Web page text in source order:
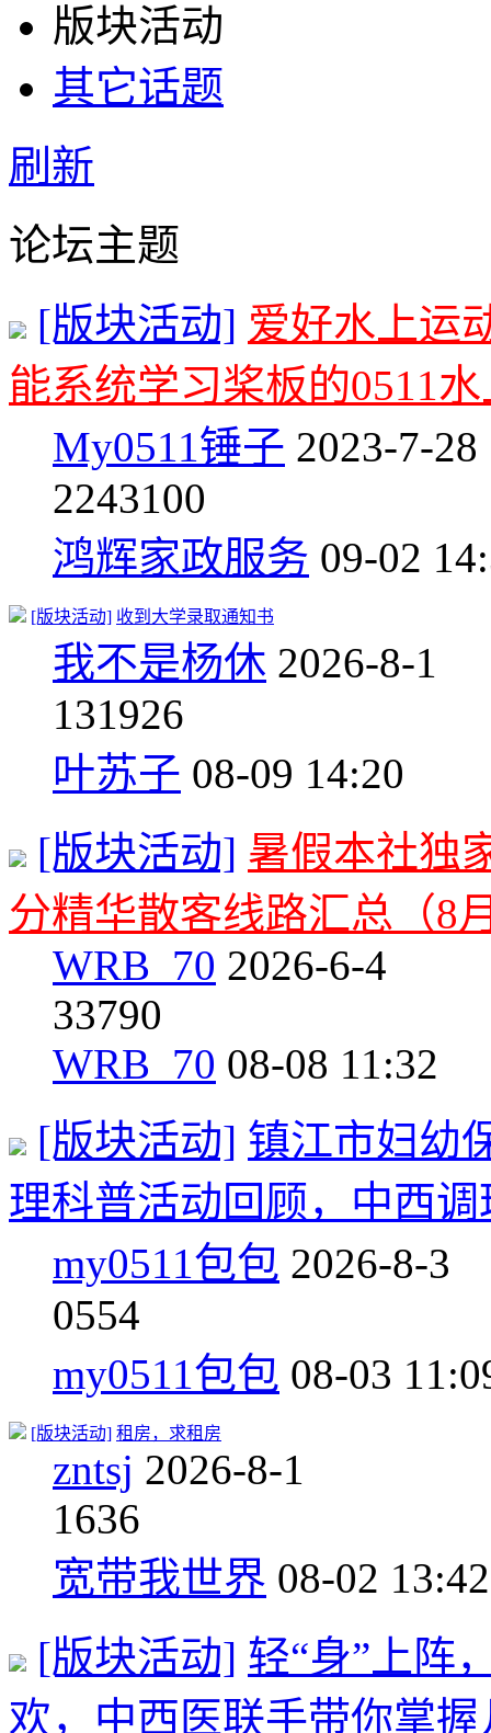
版块活动
其它话题
刷新
论坛主题
[版块活动] 爱好水上运
能系统学习桨板的0511
My0511锤子 2023-7-28
2243100
鸿辉家政服务 09-02
[版块活动] 收到大学录取通知书
我不是杨休 2026-8-1
131926
叶苏子 08-09 14:20
[版块活动] 暑假本社独
分精华散客线路汇总（8
WRB_70 2026-6-4
33790
WRB_70 08-08 11:32
[版块活动] 镇江市妇幼
理科普活动回顾，中西
my0511包包 2026-8-3
0554
my0511包包 08-03
[版块活动] 租房，求租房
zntsj 2026-8-1
1636
宽带我世界 08-02 13:42
[版块活动] 轻“身”上阵
欢，中西医联手带你掌